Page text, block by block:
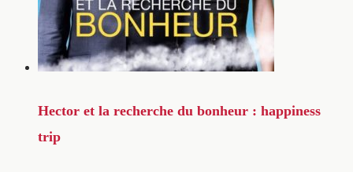
Hector et la recherche du bonheur : happiness
trip